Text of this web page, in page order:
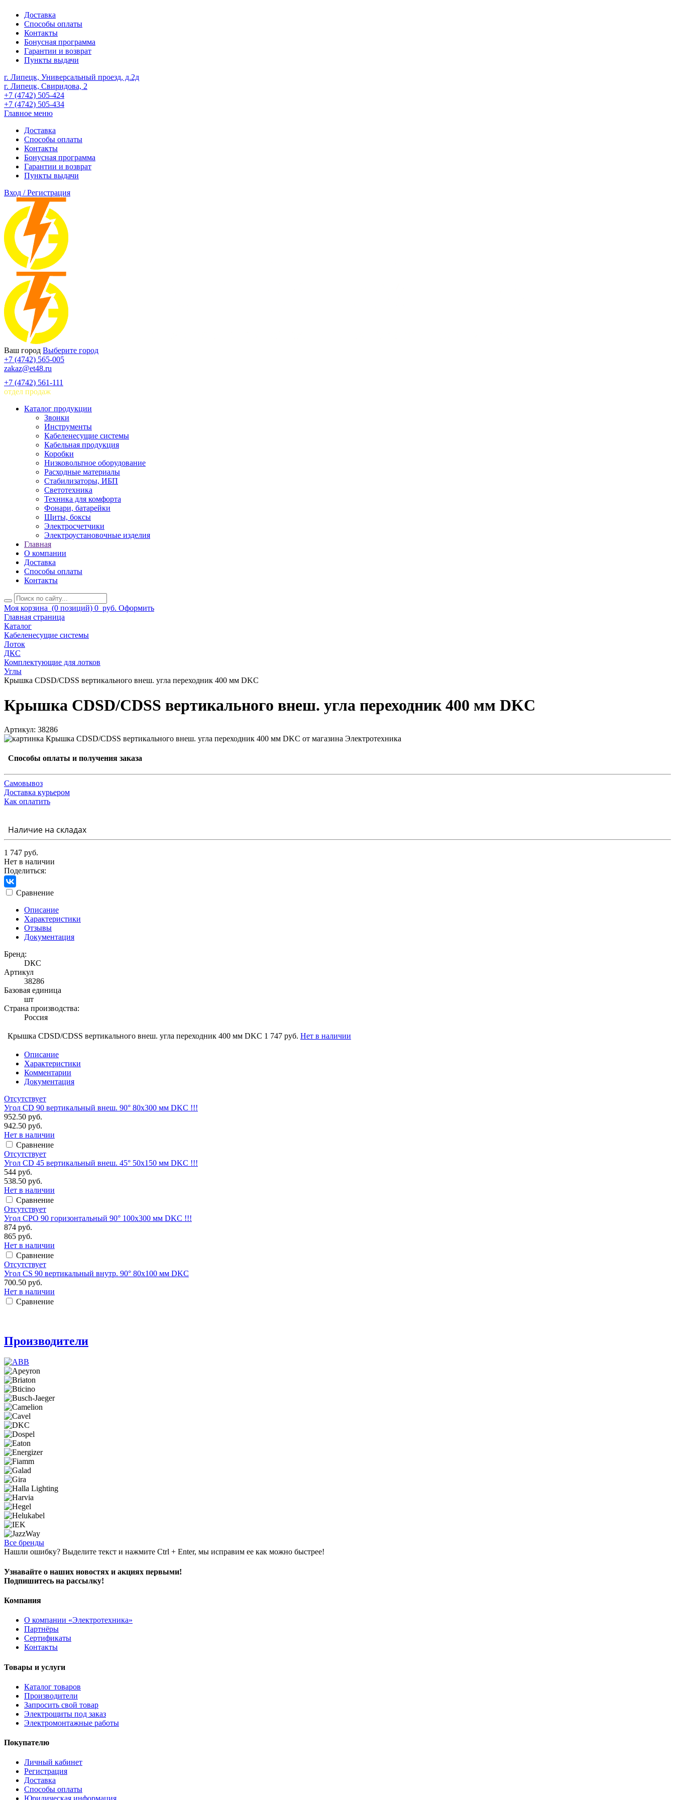
Доставка
Способы оплаты
Контакты
Бонусная программа
Гарантии и возврат
Пункты выдачи
г. Липецк, Универсальный проезд, д.2д
г. Липецк, Свиридова, 2
+7 (4742) 505-424
+7 (4742) 505-434
Главное меню
Доставка
Способы оплаты
Контакты
Бонусная программа
Гарантии и возврат
Пункты выдачи
Вход / Регистрация
Ваш город Выберите город
+7 (4742) 565-005
zakaz@et48.ru
+7 (4742) 561-111
отдел продаж
Каталог продукции
Звонки
Инструменты
Кабеленесущие системы
Кабельная продукция
Коробки
Низковольтное оборудование
Расходные материалы
Стабилизаторы, ИБП
Светотехника
Техника для комфорта
Фонари, батарейки
Щиты, боксы
Электросчетчики
Электроустановочные изделия
Главная
О компании
Доставка
Способы оплаты
Контакты
Моя корзина (0 позиций) 0 руб. Оформить
Главная страница
Каталог
Кабеленесущие системы
Лоток
ДКС
Комплектующие для лотков
Углы
Крышка CDSD/CDSS вертикального внеш. угла переходник 400 мм DKC
Крышка CDSD/CDSS вертикального внеш. угла переходник 400 мм DKC
Артикул: 38286
Способы оплаты и получения заказа
Самовывоз
Доставка курьером
Как оплатить
Наличие на складах
1 747 руб.
Нет в наличии
Поделиться:
Сравнение
Описание
Характеристики
Отзывы
Документация
Бренд:
DКС
Артикул
38286
Базовая единица
шт
Страна производства:
Россия
Крышка CDSD/CDSS вертикального внеш. угла переходник 400 мм DKC 1 747 руб. Нет в наличии
Описание
Характеристики
Комментарии
Документация
Отсутствует
Угол CD 90 вертикальный внеш. 90° 80х300 мм DKC !!!
952.50 руб.
942.50 руб.
Нет в наличии
Сравнение
Отсутствует
Угол CD 45 вертикальный внеш. 45° 50х150 мм DKC !!!
544 руб.
538.50 руб.
Нет в наличии
Сравнение
Отсутствует
Угол CPO 90 горизонтальный 90° 100х300 мм DKC !!!
874 руб.
865 руб.
Нет в наличии
Сравнение
Отсутствует
Угол CS 90 вертикальный внутр. 90° 80х100 мм DKC
700.50 руб.
Нет в наличии
Сравнение
Производители
Все бренды
Нашли ошибку? Выделите текст и нажмите Ctrl + Enter, мы исправим ее как можно быстрее!
Узнавайте о наших новостях и акциях первыми!
Подпишитесь на рассылку!
Компания
О компании «Электротехника»
Партнёры
Сертификаты
Контакты
Товары и услуги
Каталог товаров
Производители
Запросить свой товар
Электрощиты под заказ
Электромонтажные работы
Покупателю
Личный кабинет
Регистрация
Доставка
Способы оплаты